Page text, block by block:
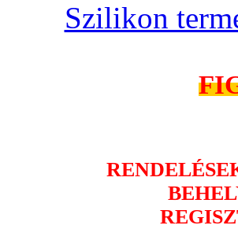
Szilikon